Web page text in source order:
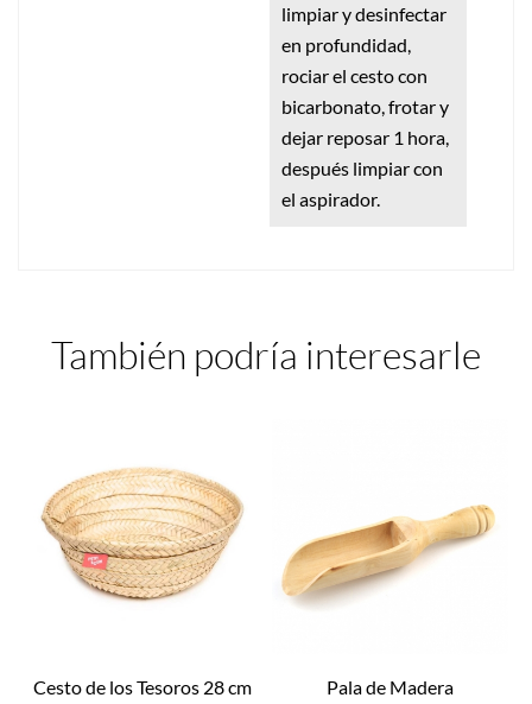
limpiar y desinfectar
en profundidad,
rociar el cesto con
bicarbonato, frotar y
dejar reposar 1 hora,
después limpiar con
el aspirador.
También podría interesarle
Cesto de los Tesoros 28 cm Pala de Madera